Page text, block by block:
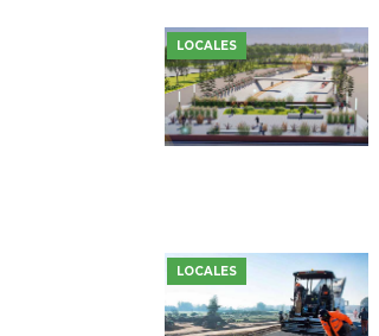
LOCALES
LOCALES